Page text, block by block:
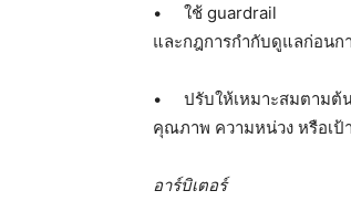
• ใช้ guardrail
และกฎการกำกับดูแลก่อนก
• ปรับให้เหมาะสมตามต้
คุณภาพ ความหน่วง หรือเป้
อาร์บิเตอร์